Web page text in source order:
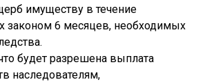
имуществу в течение
законом 6 месяцев, необходимых
будет разрешена выплата
наследователям,